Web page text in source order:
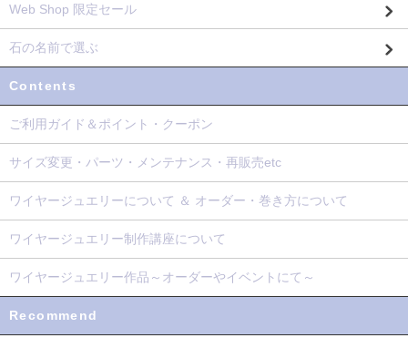
Web Shop 限定セール
石の名前で選ぶ
Contents
ご利用ガイド＆ポイント・クーポン
サイズ変更・パーツ・メンテナンス・再販売etc
ワイヤージュエリーについて ＆ オーダー・巻き方について
ワイヤージュエリー制作講座について
ワイヤージュエリー作品～オーダーやイベントにて～
Recommend